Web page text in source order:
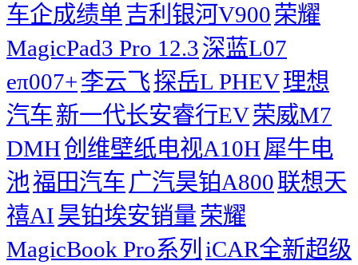
车企成绩单吉利银河V900荣耀
MagicPad3 Pro 12.3深蓝L07
eπ007+李云飞探岳L PHEV理想
汽车新一代长安睿行EV荣威M7
DMH创维壁纸电视A10H 犀牛电
池福田汽车 广汽昊铂A800联想天
禧AI昊铂埃安销量荣耀
MagicBook Pro系列 iCAR全新超级